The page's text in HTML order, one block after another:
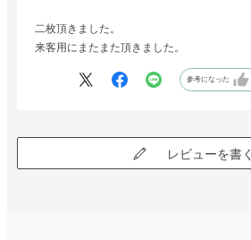
二枚頂きました。
来客用にまたまた頂きました。
参考になった
レビューを書く